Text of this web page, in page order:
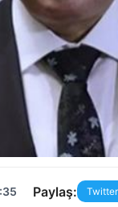
Paylaş: Twitter